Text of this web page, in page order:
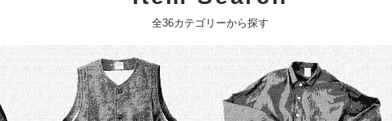
全36カテゴリーから探す